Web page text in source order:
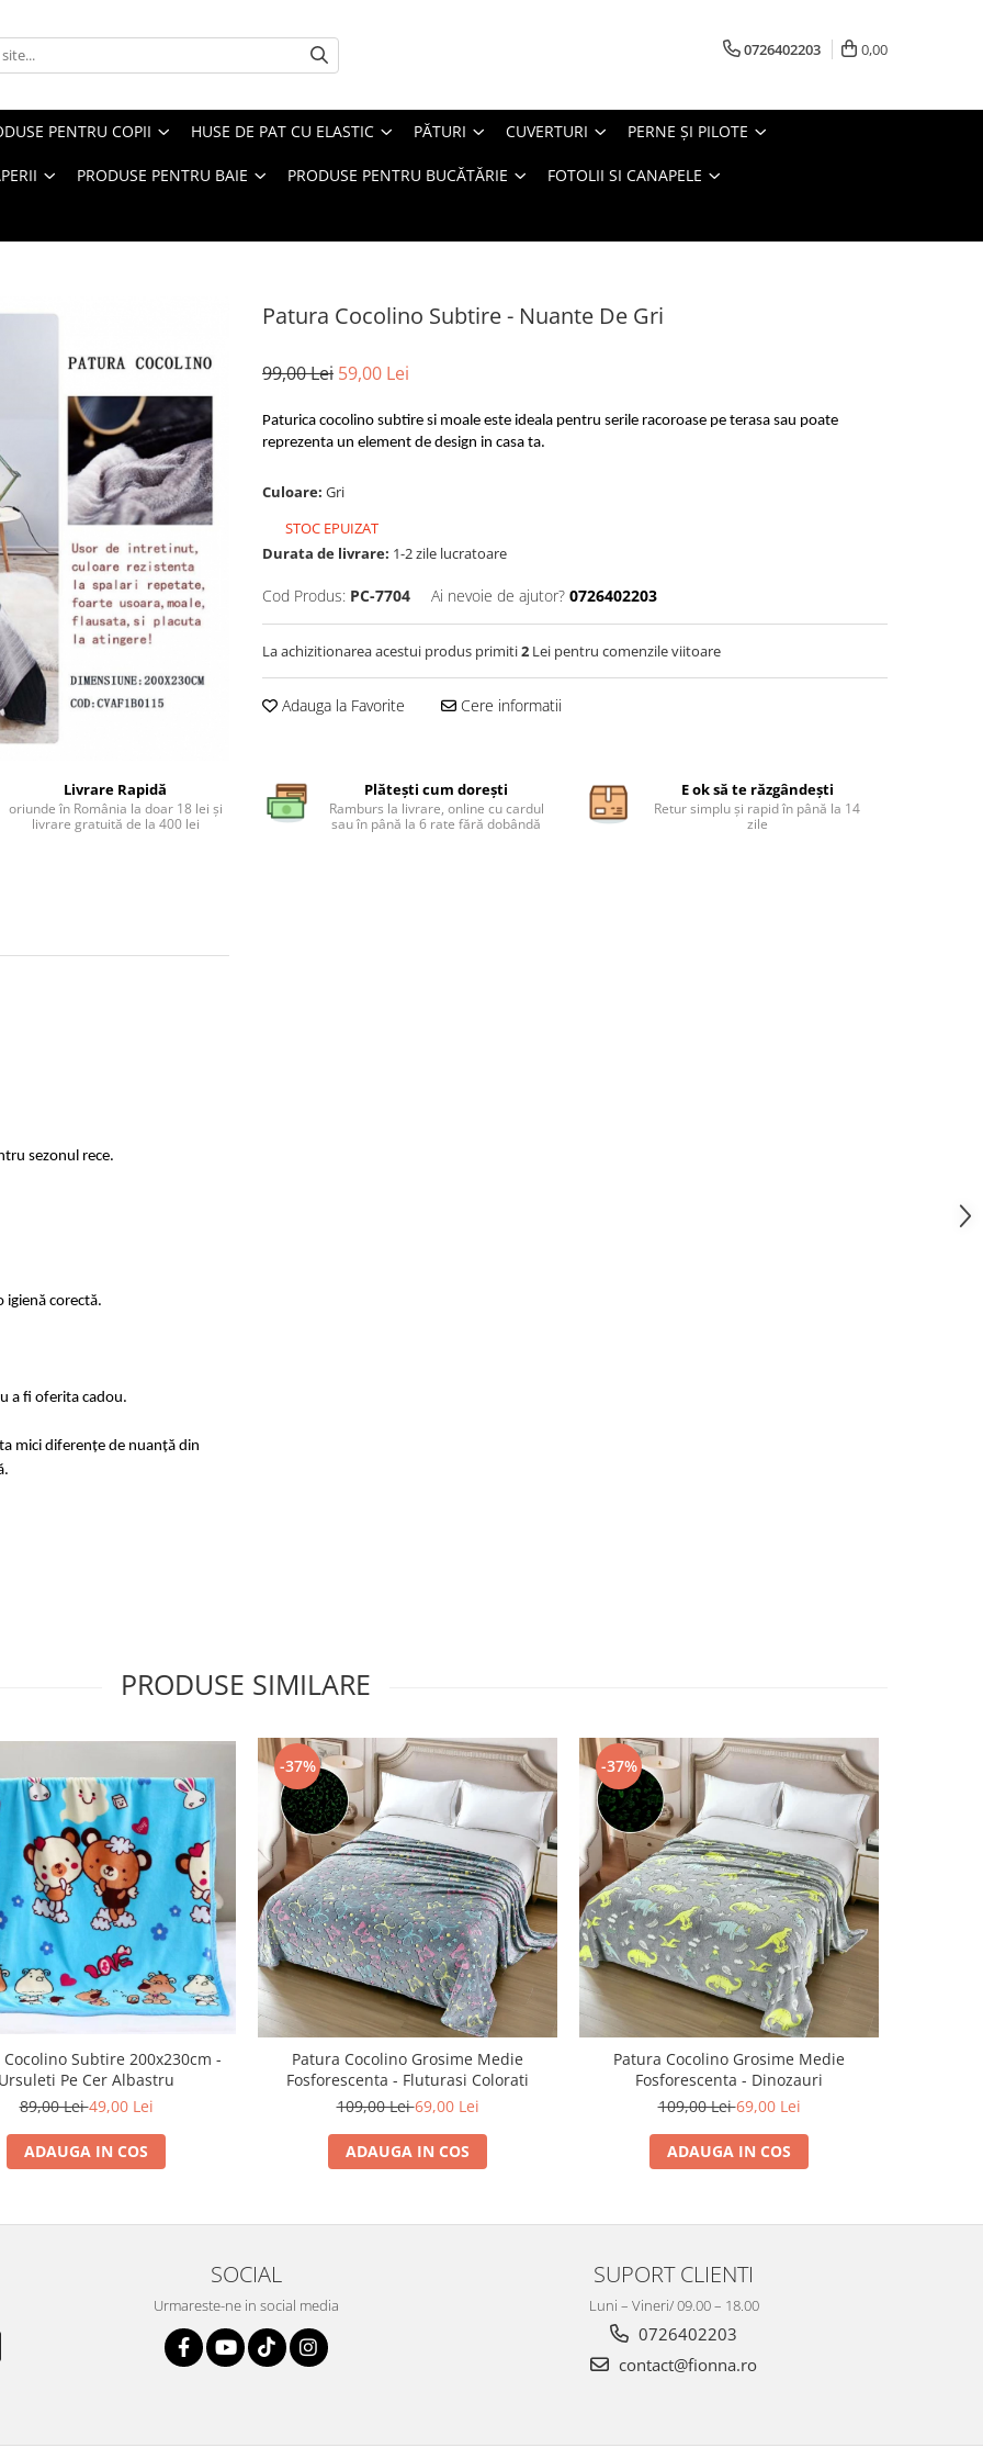
0726402203 0,00
PENTRU COPII HUSE DE PAT CU ELASTIC PĂTURI CUVERTURI PERNE ŞI PILOTE
PRODUSE PENTRU BAIE PRODUSE PENTRU BUCĂTĂRIE FOTOLII SI CANAPELE
Patura Cocolino Subtire - Nuante De Gri
99,00 Lei 59,00 Lei
Paturica cocolino subtire si moale este ideala pentru serile racoroase pe terasa sau poate
reprezenta un element de design in casa ta.
Culoare: Gri
STOC EPUIZAT
Durata de livrare: 1-2 zile lucratoare
Cod Produs: PC-7704 Ai nevoie de ajutor? 0726402203
La achizitionarea acestui produs primiti2 Lei pentru comenzile viitoare
Adauga la Favorite Cere informatii
Livrare Rapidă
oriunde în România la doar 18 lei și
livrare gratuită de la 400 lei
Plătești cum dorești
Ramburs la livrare, online cu cardul
sau în până la 6 rate fără dobândă
E ok să te răzgândești
Retur simplu și rapid în până la 14
zile
sezonul rece.
igienă corectă.
a fi oferita cadou.
mici diferențe de nuanță din
PRODUSE SIMILARE
Cocolino Subtire 200x230cm -
Ursuleti Pe Cer Albastru
89,00 Lei49,00 Lei
ADAUGA IN COS
-37%
Patura Cocolino Grosime Medie
Fosforescenta - Fluturasi Colorati
109,00 Lei69,00 Lei
ADAUGA IN COS
-37%
Patura Cocolino Grosime Medie
Fosforescenta - Dinozauri
109,00 Lei69,00 Lei
ADAUGA IN COS
SOCIAL
Urmareste-ne in social media
SUPORT CLIENTI
Luni – Vineri/ 09.00 – 18.00
0726402203
contact@fionna.ro